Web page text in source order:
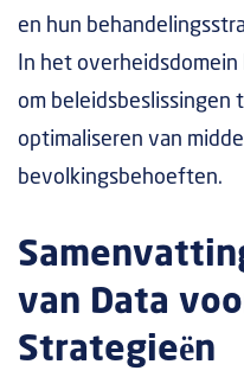
en hun
In het
om beleidsbeslissingen
optimaliseren van
bevolkingsbehoeften.
van Data
Strategieën